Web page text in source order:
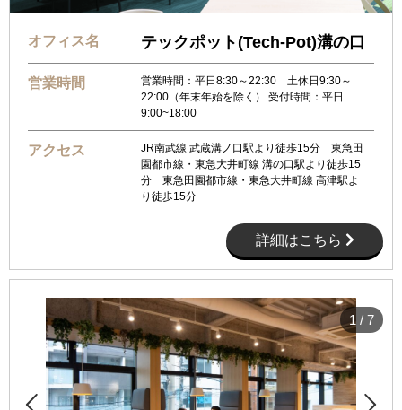
オフィス名 テックポット(Tech-Pot)溝の口
営業時間
営業時間：平日8:30～22:30 土休日9:30～
22:00（年末年始を除く） 受付時間：平日
9:00~18:00
アクセス
JR南武線 武蔵溝ノ口駅より徒歩15分 東急田
園都市線・東急大井町線 溝の口駅より徒歩15
分 東急田園都市線・東急大井町線 高津駅よ
り徒歩15分
詳細はこちら
1 / 7